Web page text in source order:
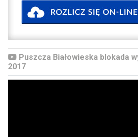
Puszcza Białowieska blokada
2017